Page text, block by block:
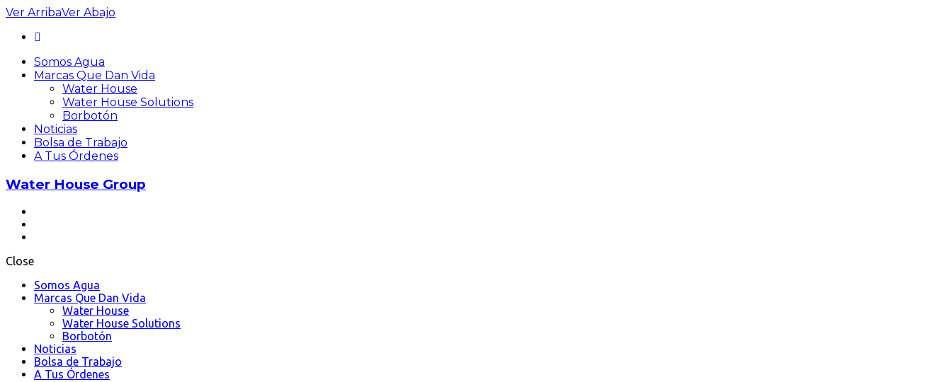
Ver ArribaVer Abajo
Somos Agua
Marcas Que Dan Vida
Water House
Water House Solutions
Borbotón
Noticias
Bolsa de Trabajo
A Tus Órdenes
Water House Group
Close
Somos Agua
Marcas Que Dan Vida
Water House
Water House Solutions
Borbotón
Noticias
Bolsa de Trabajo
A Tus Órdenes